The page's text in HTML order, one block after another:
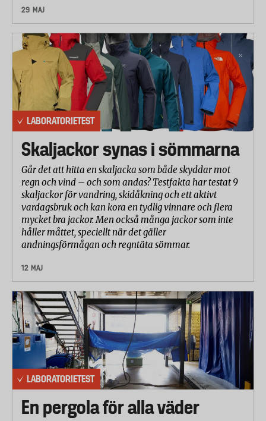
Betygsättning
Vinteroverallerna har betygsatts i en skala från 1 till
5, där 5 är bäst. För Mjukhet/följsamhet användes
bara betygskalan 3 - 5. De olika delmomenten har
viktats samman till ett totalbetyg. Viktningen har
gjorts enligt följande: vattentäthet 50 procent,
slitagetålighet 20 procent, andningsförmåga 10
procent, rivstyrka 10 procent och
mjukhet/följsamhet 10 procent. Förekomsten av
tungmetaller har inte räknats in i betygsättningen.
29 MAJ
LABORATORIETEST
Skaljackor synas i sömmarna
Går det att hitta en skaljacka som både skyddar mot
regn och vind – och som andas? Testfakta har testat 9
skaljackor för vandring, skidåkning och ett aktivt
vardagsbruk och kan kora en tydlig vinnare och flera
mycket bra jackor. Men också många jackor som inte
håller måttet, speciellt när det gäller
andningsförmågan och regntäta sömmar.
12 MAJ
LABORATORIETEST
En pergola för alla väder